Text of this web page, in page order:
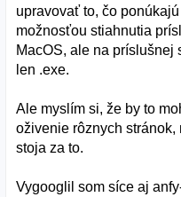
upravovať to, čo
možnosťou stiahnutia
MacOS, ale na príslušnej
len .exe.
Ale myslím si, že by to
oživenie rôznych
stoja za to.
Vygooglil som síce aj